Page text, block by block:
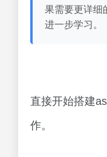
果需要更详细
进一步学习。
直接开始搭建
作。